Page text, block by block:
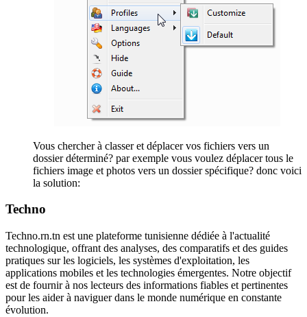
Vous chercher à classer et déplacer vos fichiers vers un
dossier déterminé? par exemple vous voulez déplacer tous le
fichiers image et photos vers un dossier spécifique? donc voici
la solution:
Techno
Techno.rn.tn est une plateforme tunisienne dédiée à l'actualité
technologique, offrant des analyses, des comparatifs et des guides
pratiques sur les logiciels, les systèmes d'exploitation, les
applications mobiles et les technologies émergentes. Notre objectif
est de fournir à nos lecteurs des informations fiables et pertinentes
pour les aider à naviguer dans le monde numérique en constante
évolution.